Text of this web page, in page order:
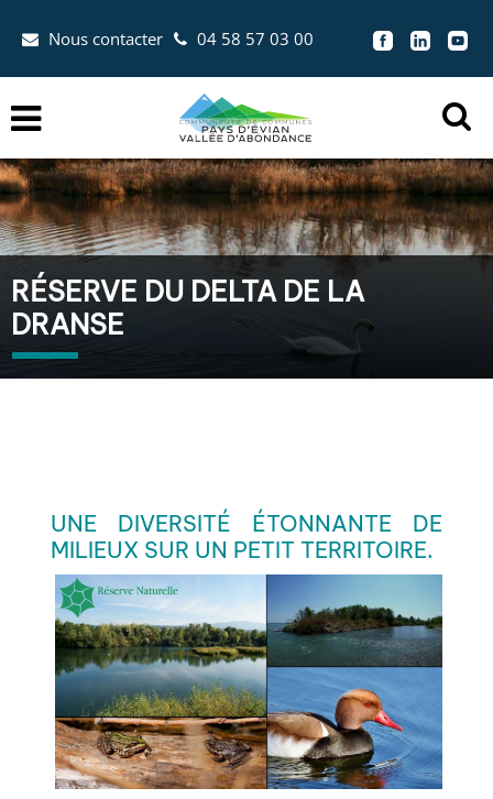
Aller à la recherche
Nous contacter 04 58 57 03 00
 
la
de
RÉSERVE DU DELTA DE LA
DRANSE
UNE DIVERSITÉ ÉTONNANTE DE
MILIEUX SUR UN PETIT TERRITOIRE.